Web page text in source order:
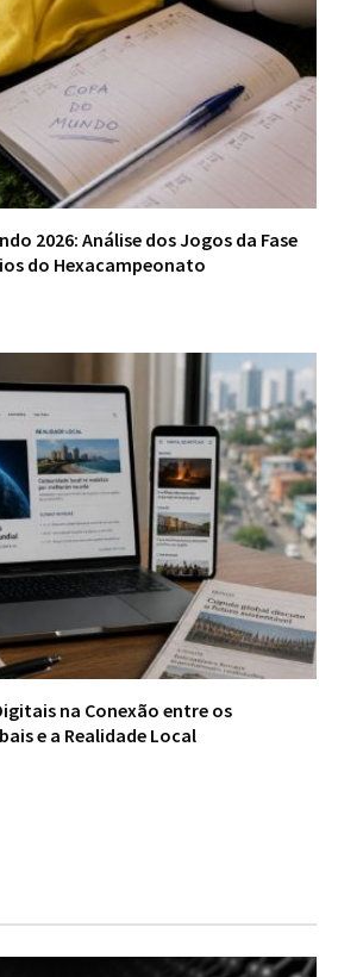
2026: Análise dos Jogos da Fase
do Hexacampeonato
na Conexão entre os
e a Realidade Local